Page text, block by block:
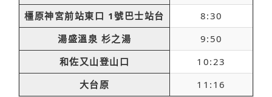
橿原神宮前站東口 1號巴士站台
8:30
湯盛溫泉 杉之湯
9:50
和佐又山登山口
10:23
大台原
11:16